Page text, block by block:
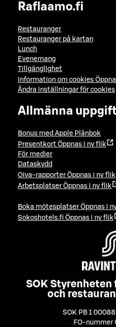
Raflaamo.fi
Restauranger
Restauranger på kartan
Lunch
Evenemang
Tillgänglighet
Information om cookies
Ändra inställningar för cookies
Allmänna
Bonus med Apple Plånbok
Presentkort Öppnas i ny flik
För medier
Dataskydd
Oiva-rapporter Öppnas i ny flik
Arbetsplatser Öppnas i ny flik
Boka mötesplatser Öppnas i
Sokoshotels.fi Öppnas i ny flik
SOK
och
SOK PB 1
FO-nummer